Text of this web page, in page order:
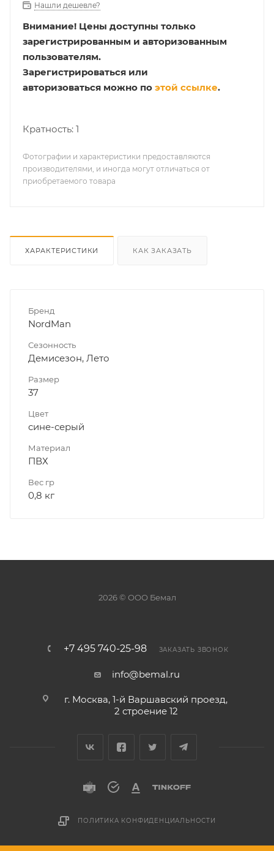
Нашли дешевле?
Внимание! Цены доступны только
зарегистрированным и авторизованным
пользователям.
Зарегистрироваться или
авторизоваться можно по этой ссылке.
Кратность: 1
Фотографии и характеристики предоставляются
производителями, и иногда могут отличаться от
приобретаемого товара
ХАРАКТЕРИСТИКИ КАК ЗАКАЗАТЬ
Бренд
NordMan
Сезонность
Демисезон, Лето
Размер
37
Цвет
сине-серый
Материал
ПВХ
Вес гр
0,8 кг
2026 © ООО Бемал
+7 495 740-25-98 ЗАКАЗАТЬ ЗВОНОК
info@bemal.ru
г. Москва, 1-й Варшавский проезд,
2 строение 12
ПОЛИТИКА КОНФИДЕНЦИАЛЬНОСТИ